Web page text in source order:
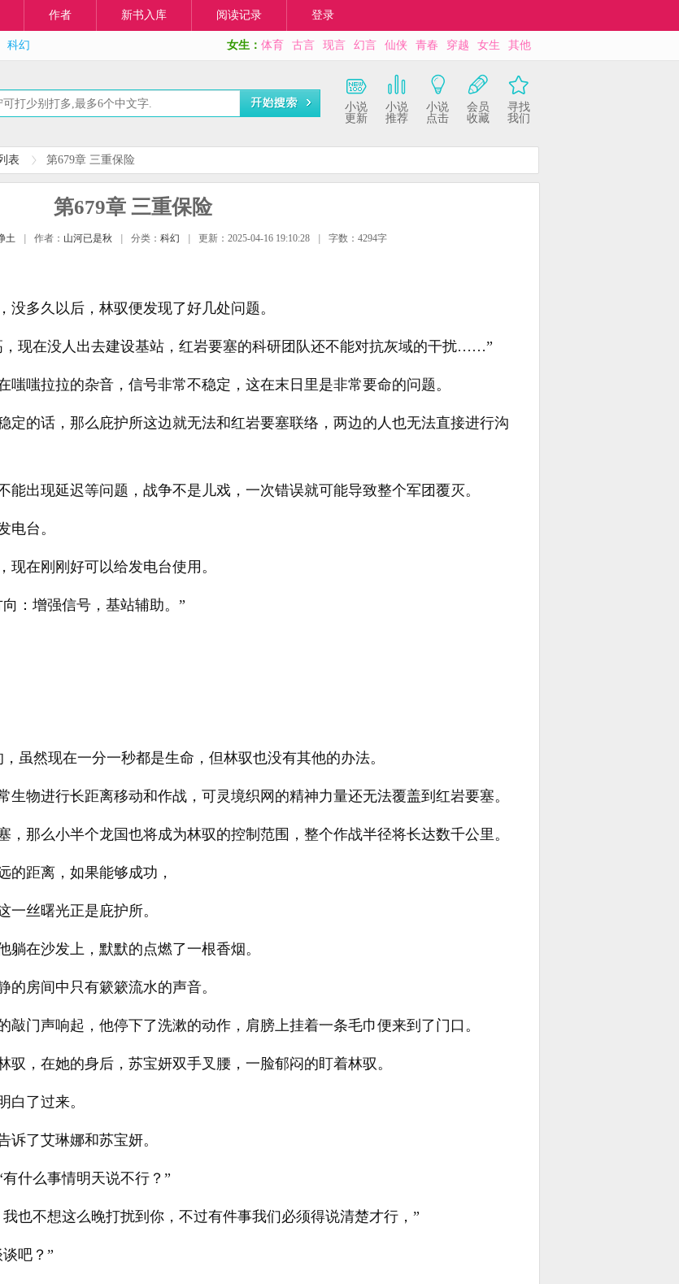
作者 新书入库 阅读记录 登录
科幻 女生： 体育 古言 现言 幻言 仙侠 青春 穿越 女生 其他
小说
更新
小说
推荐
小说
点击
会员
收藏
寻找
我们
表 第679章 三重保险
第679章 三重保险
土 作者： 山河已是秋 分类： 科幻 更新：2025-04-16 19:10:28 字数：4294字
多久以后，林驭便发现了好几处问题。
现在没人出去建设基站，红岩要塞的科研团队还不能对抗灰域的干扰……”
嗤嗤拉拉的杂音，信号非常不稳定，这在末日里是非常要命的问题。
定的话，那么庇护所这边就无法和红岩要塞联络，两边的人也无法直接进行沟
能出现延迟等问题，战争不是儿戏，一次错误就可能导致整个军团覆灭。
电台。
现在刚刚好可以给发电台使用。
：增强信号，基站辅助。”
虽然现在一分一秒都是生命，但林驭也没有其他的办法。
生物进行长距离移动和作战，可灵境织网的精神力量还无法覆盖到红岩要塞。
，那么小半个龙国也将成为林驭的控制范围，整个作战半径将长达数千公里。
的距离，如果能够成功，
一丝曙光正是庇护所。
在沙发上，默默的点燃了一根香烟。
房间中只有簌簌流水的声音。
敲门声响起，他停下了洗漱的动作，肩膀上挂着一条毛巾便来到了门口。
驭，在她的身后，苏宝妍双手叉腰，一脸郁闷的盯着林驭。
白了过来。
诉了艾琳娜和苏宝妍。
什么事情明天说不行？”
也不想这么晚打扰到你，不过有件事我们必须得说清楚才行，”
吧？”